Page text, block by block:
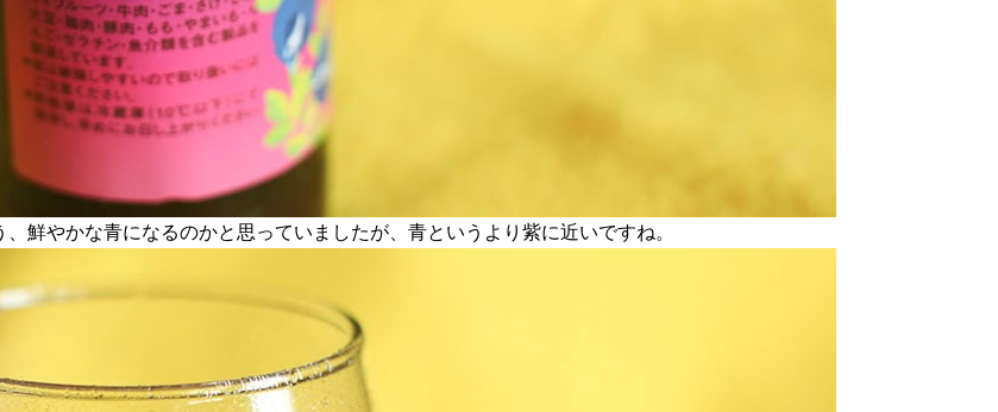
鮮やかな青になるのかと思っていましたが、青というより紫に近いですね。